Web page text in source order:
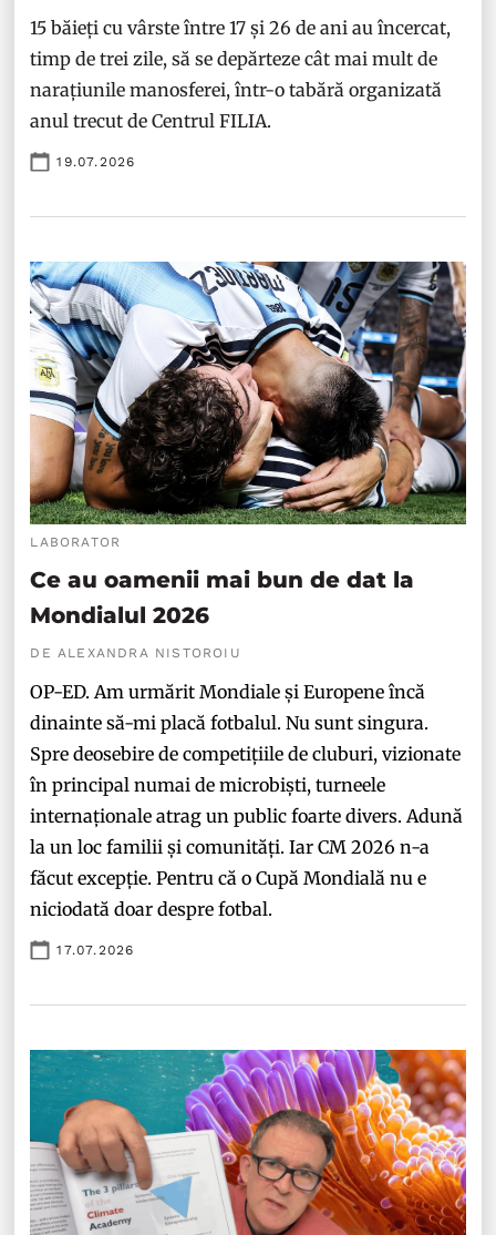
15 băieți cu vârste între 17 și 26 de ani au încercat,
timp de trei zile, să se depărteze cât mai mult de
narațiunile manosferei, într-o tabără organizată
anul trecut de Centrul FILIA.
19.07.2026
LABORATOR
Ce au oamenii mai bun de dat la
Mondialul 2026
DE ALEXANDRA NISTOROIU
OP-ED. Am urmărit Mondiale și Europene încă
dinainte să-mi placă fotbalul. Nu sunt singura.
Spre deosebire de competițiile de cluburi, vizionate
în principal numai de microbiști, turneele
internaționale atrag un public foarte divers. Adună
la un loc familii și comunități. Iar CM 2026 n-a
făcut excepție. Pentru că o Cupă Mondială nu e
niciodată doar despre fotbal.
17.07.2026